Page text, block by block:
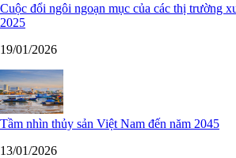
Cuộc đổi ngôi ngoạn mục của các thị trường
2025
19/01/2026
Tầm nhìn thủy sản Việt Nam đến năm 2045
13/01/2026